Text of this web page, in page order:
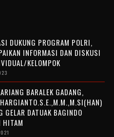
DUKUNG PROGRAM POLRI,
INFORMASI DAN DISKUSI
KELOMPOK
BARALEK GADANG,
GELAR DATUAK BAGINDO
HITAM